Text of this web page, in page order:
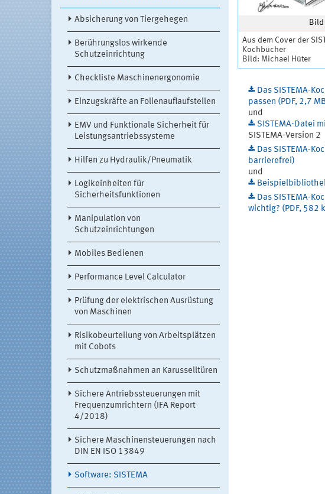
Absicherung von Tiergehegen
Berührungslos wirkende
Schutzeinrichtung
Checkliste Maschinenergonomie
Einzugskräfte an Folienauflaufstellen
EMV und Funktionale Sicherheit für
Leistungsantriebssysteme
Hilfen zu Hydraulik/Pneumatik
Logikeinheiten für
Sicherheitsfunktionen
Manipulation von
Schutzeinrichtungen
Mobiles Bedienen
Performance Level Calculator
Prüfung der elektrischen Ausrüstung
von Maschinen
Risikobeurteilung von Arbeitsplätzen
mit Cobots
Schutzmaßnahmen an Karusselltüren
Sichere Antriebssteuerungen mit
Frequenzumrichtern (IFA Report
4/2018)
Sichere Maschinensteuerungen nach
DIN EN ISO 13849
Software: SISTEMA
Bild
Aus dem Cover der
Kochbücher
Bild: Michael Hüter
Das SISTEMA-
passen (PDF, 2,7
und
SISTEMA-Datei
SISTEMA-Version 2
Das SISTEMA-
barrierefrei)
und
Das SISTEMA-
wichtig? (PDF, 582